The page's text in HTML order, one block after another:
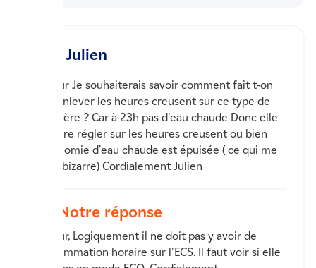
Julien
Bonjour Je souhaiterais savoir comment fait t-on
pour enlever les heures creusent sur ce type de
chaudière ? Car à 23h pas d'eau chaude Donc elle
doit être régler sur les heures creusent ou bien
l'autonomie d'eau chaude est épuisée ( ce qui me
paraît bizarre) Cordialement Julien
Notre réponse
Bonjour, Logiquement il ne doit pas y avoir de
programmation horaire sur l'ECS. Il faut voir si elle